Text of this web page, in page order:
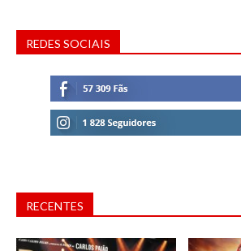
REDES SOCIAIS
RECENTES